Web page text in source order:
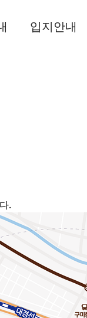
입지안내
.